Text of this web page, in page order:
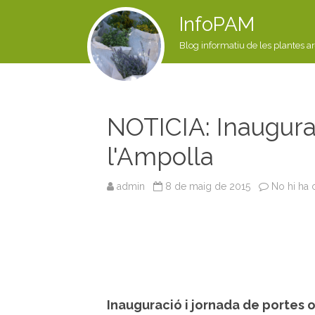
InfoPAM
Blog informatiu de les plantes
NOTICIA:
l'Ampolla
admin 8 de maig de 2015 No hi ha
Inauguració i jornada de portes